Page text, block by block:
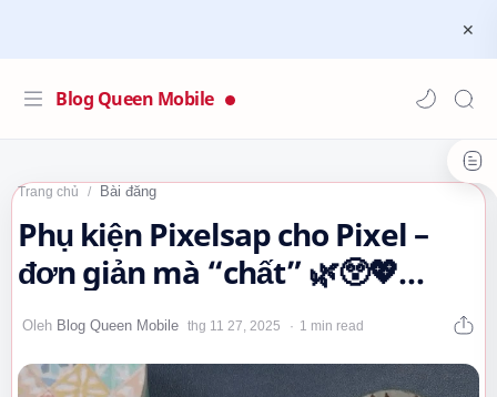
Blog Queen Mobile
Trang chủ Bài đăng
Phụ kiện Pixelsap cho Pixel –
đơn giản mà “chất” 🌿😲💖
#googlepixel #pixelsnap
#congnghe
1 min read